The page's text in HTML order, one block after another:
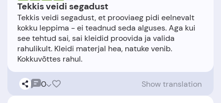
Tekkis veidi segadust
Tekkis veidi segadust, et prooviaeg pidi eelnevalt
kokku leppima - ei teadnud seda alguses. Aga kui
see tehtud sai, sai kleidid proovida ja valida
rahulikult. Kleidi materjal hea, natuke venib.
0 Show translation